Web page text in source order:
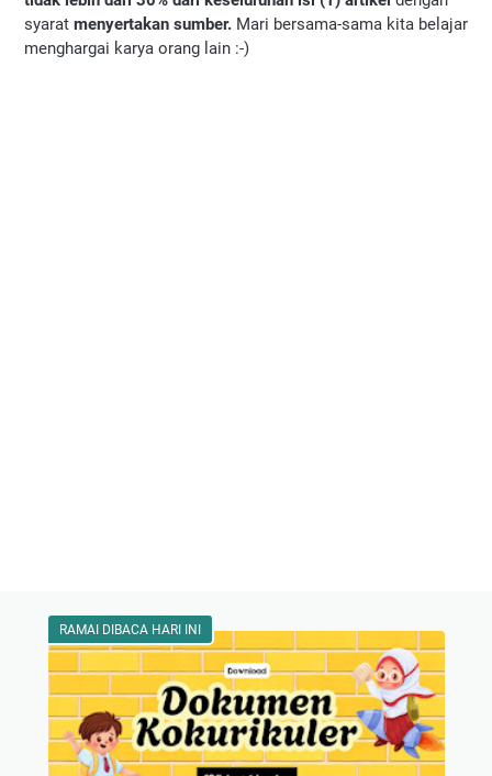
syarat menyertakan sumber. Mari bersama-sama kita belajar
menghargai karya orang lain :-)
RAMAI DIBACA HARI INI